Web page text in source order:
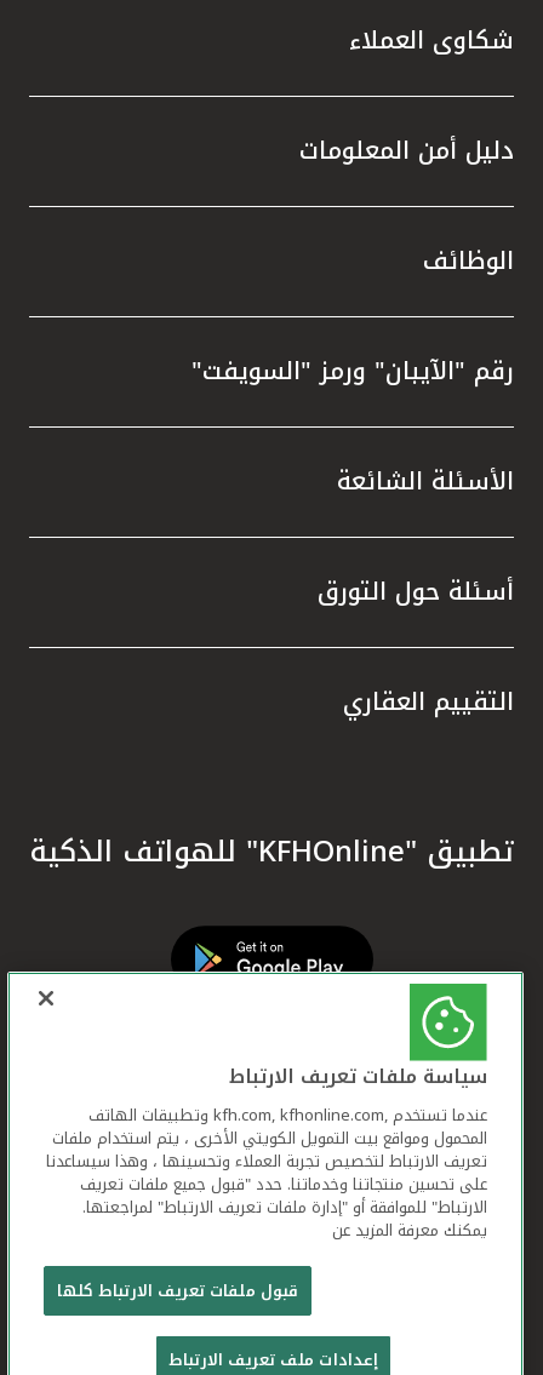
شكاوى العملاء
دليل أمن المعلومات
الوظائف
رقم "الآيبان" ورمز "السويفت"
الأسئلة الشائعة
أسئلة حول التورق
التقييم العقاري
تطبيق "KFHOnline" للهواتف الذكية
بيت التمويل الكويتي جميع الحقوق محفوظة © 2026
شروط وأحكام استخدام الموقع الإلكتروني
تعريف الارتباط بيان الخصوصية
سياسة ملفات تعريف الارتباط
عندما تستخدم ,kfh.com, kfhonline.com وتطبيقات الهاتف
المحمول ومواقع بيت التمويل الكويتي الأخرى ، يتم استخدام ملفات
تعريف الارتباط لتخصيص تجربة العملاء وتحسينها ، وهذا سيساعدنا
على تحسين منتجاتنا وخدماتنا. حدد "قبول جميع ملفات تعريف
الارتباط" للموافقة أو "إدارة ملفات تعريف الارتباط" لمراجعتها.
يمكنك معرفة المزيد عن
قبول ملفات تعريف الارتباط كلها
إعدادات ملف تعريف الارتباط